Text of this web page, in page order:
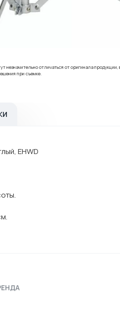
незначительно отличаться от оригинала продукции,
при съемке.
EHWD